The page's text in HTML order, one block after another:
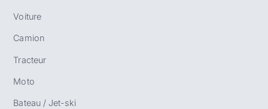
Voiture
Camion
Tracteur
Moto
Bateau / Jet-ski